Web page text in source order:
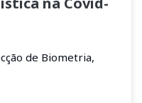
de Biometria,